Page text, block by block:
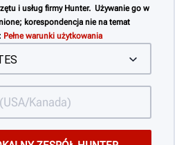
i usług firmy Hunter. Używanie go w
korespondencja nie na temat
Pełne warunki użytkowania